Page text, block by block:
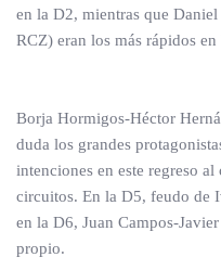
en la D2, mientras que
RCZ) eran los más rápidos en
Borja Hormigos-Héctor
duda los grandes
intenciones en este regreso
circuitos. En la D5, feudo de
en la D6, Juan Campos-
propio.